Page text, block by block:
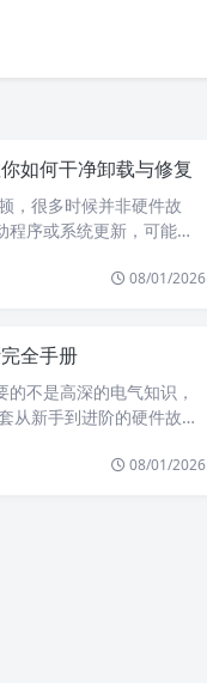
如何干净卸载与修复
，很多时候并非硬件故
程序或系统更新，可能与
统。 第一步：紧急情况下
或更新的程序。...
08/01/2026
全手册
不是高深的电气知识，
从新手到进阶的硬件故障
第一章：诊断基石——建
08/01/2026